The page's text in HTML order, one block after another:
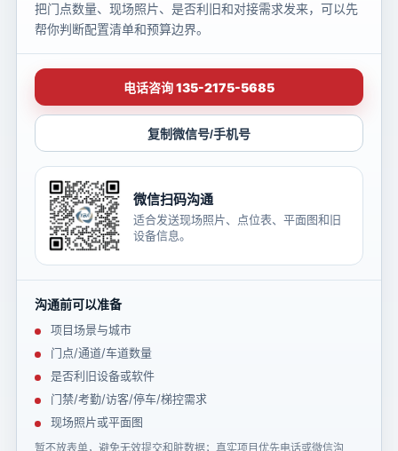
把门点数量、现场照片、是否利旧和对接需求发来，可以先
帮你判断配置清单和预算边界。
电话咨询 135-2175-5685
复制微信号/手机号
微信扫码沟通
适合发送现场照片、点位表、平面图和旧
设备信息。
沟通前可以准备
项目场景与城市
门点/通道/车道数量
是否利旧设备或软件
门禁/考勤/访客/停车/梯控需求
现场照片或平面图
暂不放表单，避免无效提交和脏数据；真实项目优先电话或微信沟